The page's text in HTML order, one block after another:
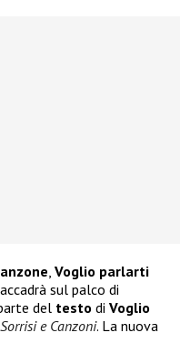
, Voglio parlarti
sul palco di
del testo di Voglio
e Canzoni. La nuova